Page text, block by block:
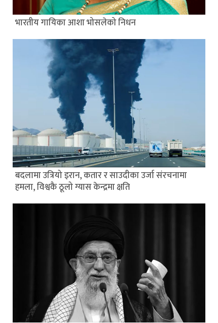
भारतीय गायिका आशा भोसलेको निधन
बदलामा उत्रियो इरान, कतार र साउदीका उर्जा संरचनामा
हमला, विश्वकै ठूलो ग्यास केन्द्रमा क्षति